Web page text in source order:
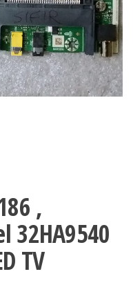
,
32HA9540
TV